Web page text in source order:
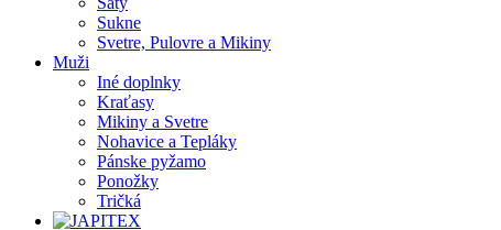
Sukne
Svetre, Pulovre a Mikiny
Muži
Iné doplnky
Kraťasy
Mikiny a Svetre
Nohavice a Tepláky
Pánske pyžamo
Ponožky
Tričká